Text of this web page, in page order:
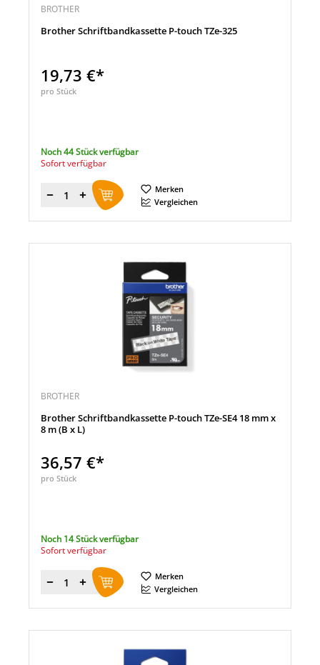
BROTHER
Brother Schriftbandkassette P-touch TZe-325
19,73 €*
pro Stück
Noch 44 Stück verfügbar
Sofort verfügbar
Menge
Merken
Vergleichen
BROTHER
Brother Schriftbandkassette P-touch TZe-SE4 18 mm x
8 m (B x L)
36,57 €*
pro Stück
Noch 14 Stück verfügbar
Sofort verfügbar
Menge
Merken
Vergleichen